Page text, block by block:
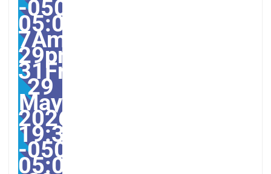
-0500-
05:00-
7America/
29pm31pm-
31Fri,
29
May
2026
19:31:02
-0500-
05:007America/